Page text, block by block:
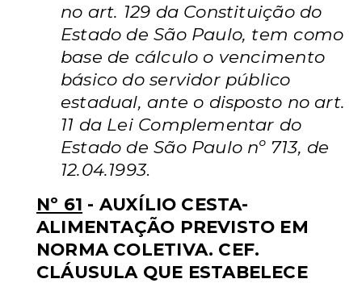
no art. 129 da Constituição do
Estado de São Paulo, tem como
base de cálculo o vencimento
básico do servidor público
estadual, ante o disposto no art.
11 da Lei Complementar do
Estado de São Paulo nº 713, de
12.04.1993.
Nº 61 - AUXÍLIO CESTA-
ALIMENTAÇÃO PREVISTO EM
NORMA COLETIVA. CEF.
CLÁUSULA QUE ESTABELECE